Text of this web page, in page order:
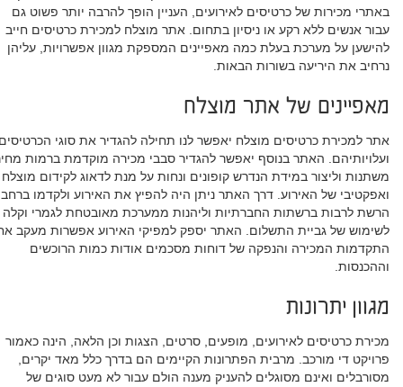
באתרי מכירות של כרטיסים לאירועים, העניין הופך להרבה יותר פשוט גם
עבור אנשים ללא רקע או ניסיון בתחום. אתר מוצלח למכירת כרטיסים חייב
להישען על מערכת בעלת כמה מאפיינים המספקת מגוון אפשרויות, עליהן
נרחיב את היריעה בשורות הבאות.
מאפיינים של אתר מוצלח
אתר למכירת כרטיסים מוצלח יאפשר לנו תחילה להגדיר את סוגי
ועלויותיהם. האתר בנוסף יאפשר להגדיר סבבי מכירה מוקדמת ברמות
משתנות וליצור במידת הנדרש קופונים ונחות על מנת לדאוג לקידום מוצלח
ואפקטיבי של האירוע. דרך האתר ניתן היה להפיץ את האירוע ולקדמו
הרשת לרבות ברשתות החברתיות וליהנות ממערכת מאובטחת לגמרי וקלה
לשימוש של גביית התשלום. האתר יספק למפיקי האירוע אפשרות מעקב
התקדמות המכירה והנפקה של דוחות מסכמים אודות כמות הרוכשים
וההכנסות.
מגוון יתרונות
מכירת כרטיסים לאירועים, מופעים, סרטים, הצגות וכן הלאה, הינה כאמור
פרויקט די מורכב. מרבית הפתרונות הקיימים הם בדרך כלל מאד יקרים,
מסורבלים ואינם מסוגלים להעניק מענה הולם עבור לא מעט סוגים של